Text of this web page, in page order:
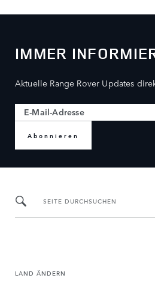
IMMER
Aktuelle Range Rover Updates
Abonnieren
SEITE DURCHSUCHEN
LAND ÄNDERN